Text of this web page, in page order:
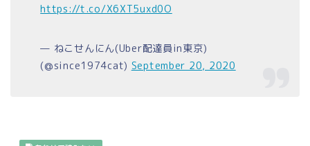
https://t.co/X6XT5uxd0O
— ねこせんにん(Uber配達員in東京)
(@since1974cat) September 20, 2020